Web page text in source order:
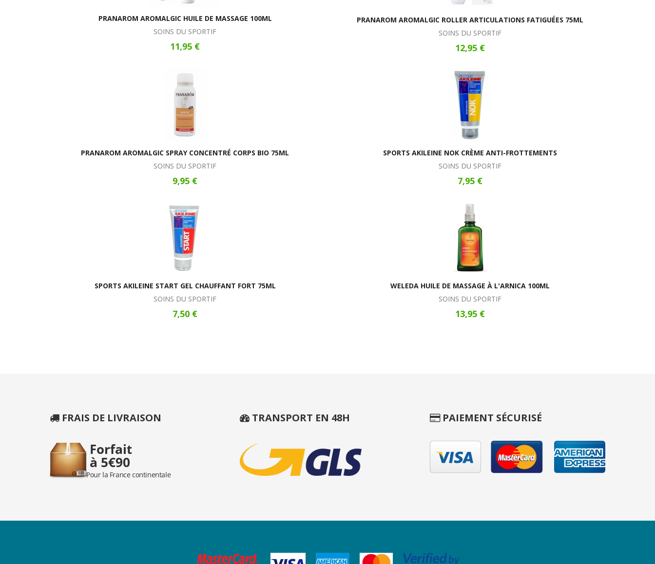
PRANAROM AROMALGIC HUILE DE MASSAGE 100ML
SOINS DU SPORTIF
11,95 €
PRANAROM AROMALGIC ROLLER ARTICULATIONS FATIGUÉES 75ML
SOINS DU SPORTIF
12,95 €
PRANAROM AROMALGIC SPRAY CONCENTRÉ CORPS BIO 75ML
SOINS DU SPORTIF
9,95 €
SPORTS AKILEINE NOK CRÈME ANTI-FROTTEMENTS
SOINS DU SPORTIF
7,95 €
SPORTS AKILEINE START GEL CHAUFFANT FORT 75ML
SOINS DU SPORTIF
7,50 €
WELEDA HUILE DE MASSAGE À L'ARNICA 100ML
SOINS DU SPORTIF
13,95 €
FRAIS DE LIVRAISON TRANSPORT EN 48H PAIEMENT SÉCURISÉ